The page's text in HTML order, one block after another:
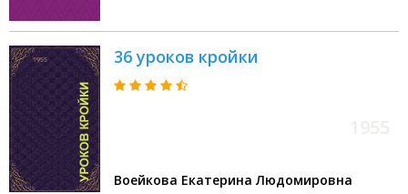
36 уроков кройки
Воейкова Екатерина Людомировна